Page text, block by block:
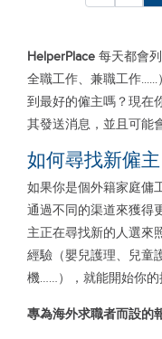
HelperPlace 每天都會
全職工作、兼職工作
到最好的僱主嗎？現在
其發送消息，並且可能
如何尋找新僱主
如果你是個外籍家庭傭
通過不同的渠道來獲得
主正在尋找新的人選來
經驗（嬰兒護理、兒童
機……），就能開始你的
專為海外求職者而設的